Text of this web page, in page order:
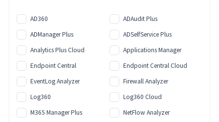
AD360
ADAudit Plus
ADManager Plus
ADSelfService Plus
Analytics Plus Cloud
Applications Manager
Endpoint Central
Endpoint Central Cloud
EventLog Analyzer
Firewall Analyzer
Log360
Log360 Cloud
M365 Manager Plus
NetFlow Analyzer